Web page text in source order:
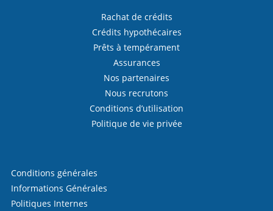
Rachat de crédits
Crédits hypothécaires
Prêts à tempérament
Assurances
Nos partenaires
Nous recrutons
Conditions d’utilisation
Politique de vie privée
Conditions générales
Informations Générales
Politiques Internes